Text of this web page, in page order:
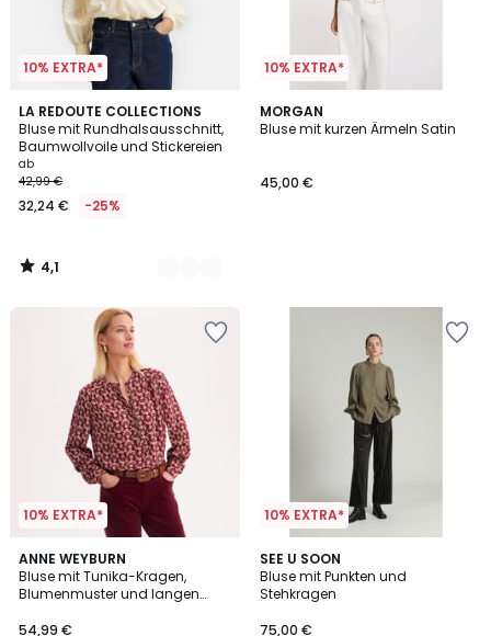
10% EXTRA*
LA REDOUTE COLLECTIONS
Bluse mit Rundhalsausschnitt,
Baumwollvoile und Stickereien
ab
42,99 €
32,24 € -25%
4,1
/ 5
2
Farben
4,1
/
10% EXTRA*
MORGAN
Bluse mit kurzen Ärmeln Satin
45,00 €
10% EXTRA*
ANNE WEYBURN
Bluse mit Tunika-Kragen,
Blumenmuster und langen
54,99 €
10% EXTRA*
SEE U SOON
Bluse mit Punkten und
Stehkragen
75,00 €